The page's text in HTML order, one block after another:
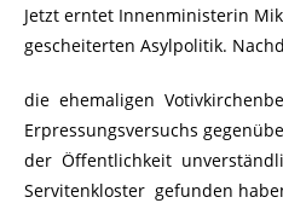
Jetzt erntet Innenministerin
gescheiterten Asylpolitik.
die ehemaligen
Erpressungsversuchs
der Öffentlichkeit
Servitenkloster gefunden